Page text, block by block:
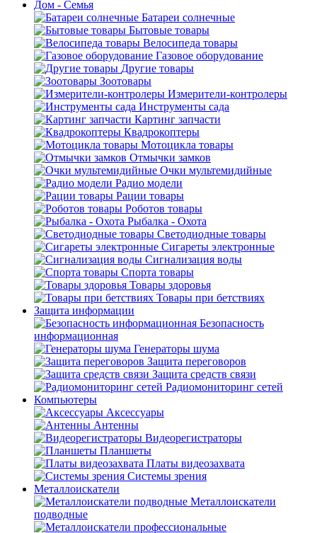
Дом - Семья
Батареи солнечные
Бытовые товары
Велосипеда товары
Газовое оборудование
Другие товары
Зоотовары
Измерители-контролеры
Инструменты сада
Картинг запчасти
Квадрокоптеры
Мотоцикла товары
Отмычки замков
Очки мультемидийные
Радио модели
Рации товары
Роботов товары
Рыбалка - Охота
Светодиодные товары
Сигареты электронные
Сигнализация воды
Спорта товары
Товары здоровья
Товары при бетствиях
Защита информации
Безопасность
информационная
Генераторы шума
Защита переговоров
Защита средств связи
Радиомониторинг сетей
Компьютеры
Аксессуары
Антенны
Видеорегистраторы
Планшеты
Платы видеозахвата
Системы зрения
Металлоискатели
Металлоискатели
подводные